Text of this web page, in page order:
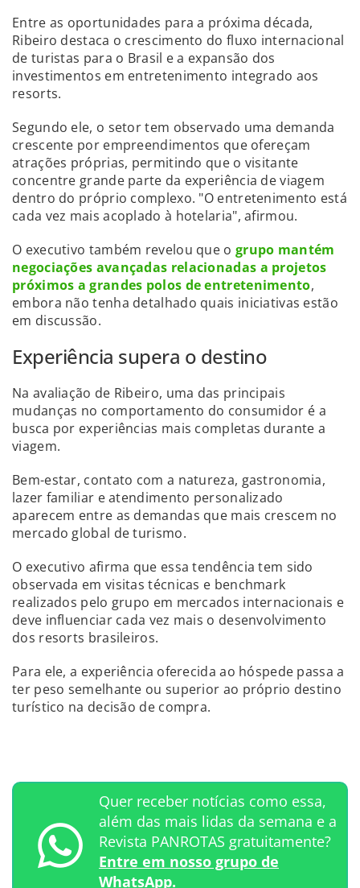
Entre as oportunidades para a próxima década,
Ribeiro destaca o crescimento do fluxo internacional
de turistas para o Brasil e a expansão dos
investimentos em entretenimento integrado aos
resorts.
Segundo ele, o setor tem observado uma demanda
crescente por empreendimentos que ofereçam
atrações próprias, permitindo que o visitante
concentre grande parte da experiência de viagem
dentro do próprio complexo. "O entretenimento está
cada vez mais acoplado à hotelaria", afirmou.
O executivo também revelou que o grupo mantém
negociações avançadas relacionadas a projetos
próximos a grandes polos de entretenimento,
embora não tenha detalhado quais iniciativas estão
em discussão.
Experiência supera o destino
Na avaliação de Ribeiro, uma das principais
mudanças no comportamento do consumidor é a
busca por experiências mais completas durante a
viagem.
Bem-estar, contato com a natureza, gastronomia,
lazer familiar e atendimento personalizado
aparecem entre as demandas que mais crescem no
mercado global de turismo.
O executivo afirma que essa tendência tem sido
observada em visitas técnicas e benchmark
realizados pelo grupo em mercados internacionais e
deve influenciar cada vez mais o desenvolvimento
dos resorts brasileiros.
Para ele, a experiência oferecida ao hóspede passa a
ter peso semelhante ou superior ao próprio destino
turístico na decisão de compra.
Quer receber notícias como essa,
além das mais lidas da semana e a
Revista PANROTAS gratuitamente?
Entre em nosso grupo de
WhatsApp.